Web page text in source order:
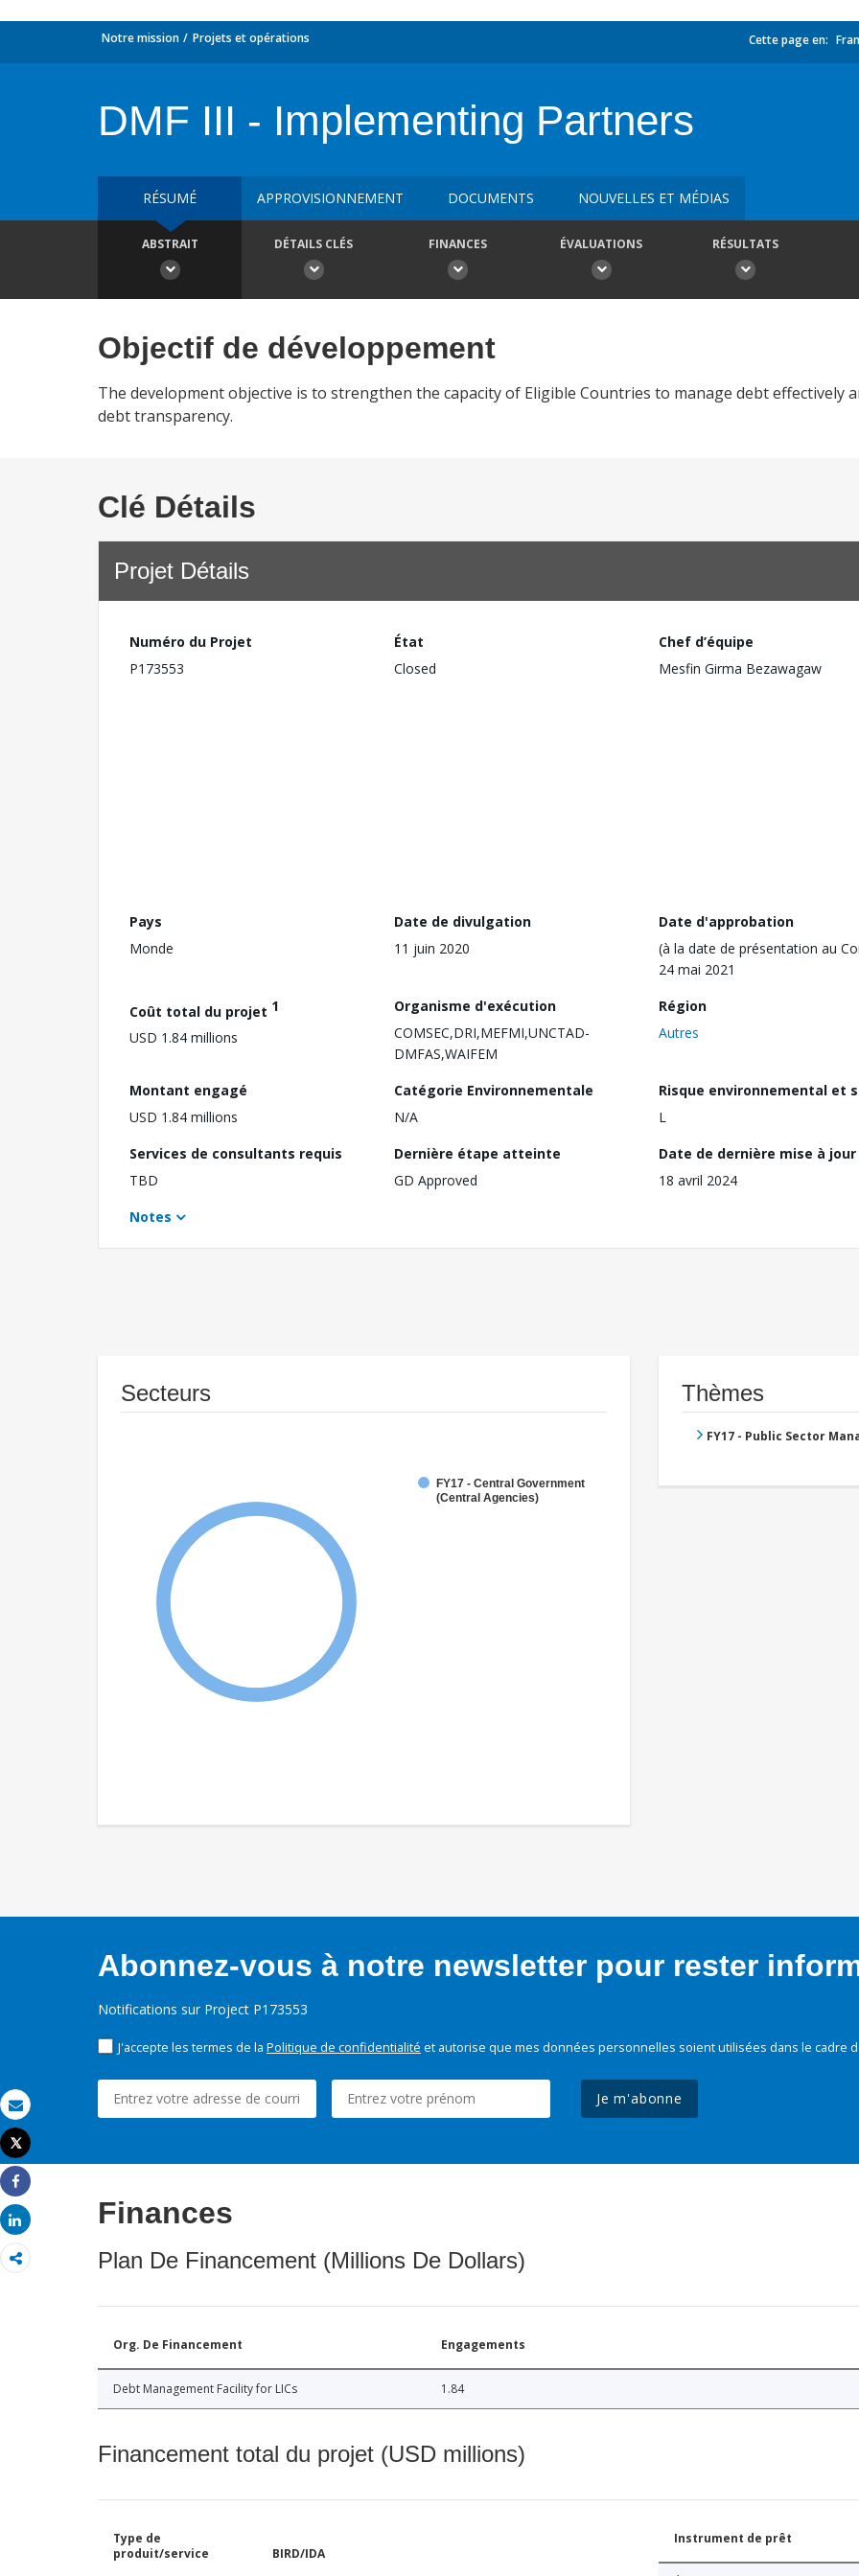
Email
Imprimer
Tweet
Share
Share
Notre mission Projets et opérations Cette page en:
DMF III - Implementing Partners
RÉSUMÉ APPROVISIONNEMENT DOCUMENTS NOUVELLES ET MÉDIAS
ABSTRAIT DÉTAILS CLÉS FINANCES ÉVALUATIONS RÉSULTATS
Objectif de développement
The development objective is to strengthen the capacity of Eligible Countries to manage debt effectively
debt transparency.
Clé Détails
Projet Détails
Numéro du Projet
P173553
État
Closed
Chef d’équipe
Mesfin Girma Bezawagaw
Pays
Monde
Date de divulgation
11 juin 2020
Date d'approbation
(à la date de présentation au
24 mai 2021
Coût total du projet 1
USD 1.84 millions
Organisme d'exécution
COMSEC,DRI,MEFMI,UNCTAD-
DMFAS,WAIFEM
Région
Autres
Montant engagé
USD 1.84 millions
Catégorie Environnementale
N/A
Risque environnemental et
L
Services de consultants requis
TBD
Dernière étape atteinte
GD Approved
Date de dernière mise à jour
18 avril 2024
Notes
Secteurs
FY17 - Central Government
(Central Agencies)
Thèmes
FY17 - Public Sector
Abonnez-vous à notre newsletter pour rester
Notifications sur Project P173553
J'accepte les termes de la Politique de confidentialité et autorise que mes données personnelles soient utilisées dans le cadre
Je m'abonne
Finances
Plan De Financement (Millions De Dollars)
Org. De Financement Engagements
Debt Management Facility for LICs 1.84
Financement total du projet (USD millions)
Type de
produit/service
BIRD/IDA
Instrument de prêt